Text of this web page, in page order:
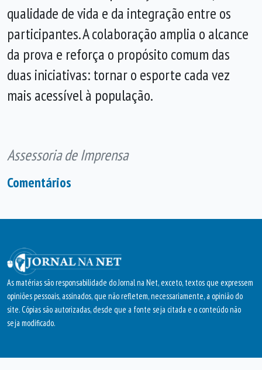
qualidade de vida e da integração entre os
participantes. A colaboração amplia o alcance
da prova e reforça o propósito comum das
duas iniciativas: tornar o esporte cada vez
mais acessível à população.
Assessoria de Imprensa
Comentários
As matérias são responsabilidade do Jornal na Net, exceto, textos que expressem
opiniões pessoais, assinados, que não refletem, necessariamente, a opinião do
site. Cópias são autorizadas, desde que a fonte seja citada e o conteúdo não
seja modificado.